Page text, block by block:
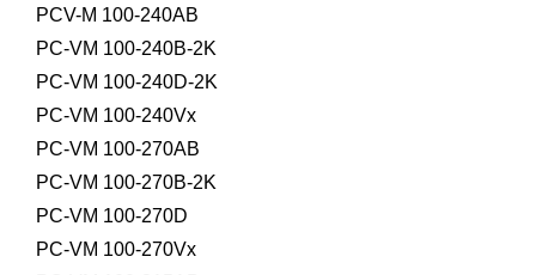
PCV-M 100-240AB
PC-VM 100-240B-2K
PC-VM 100-240D-2K
PC-VM 100-240Vx
PC-VM 100-270AB
PC-VM 100-270B-2K
PC-VM 100-270D
PC-VM 100-270Vx